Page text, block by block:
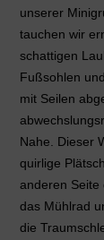
unserer
tauchen wir
schattigen
Fußsohlen
mit Seilen
Nahe. Dieser
quirlige
anderen Seite
das Mühlrad
die